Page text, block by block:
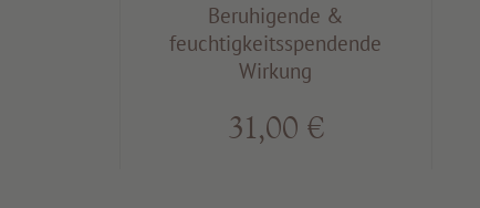
Beruhigende &
feuchtigkeitsspendende
Wirkung
31,00 €